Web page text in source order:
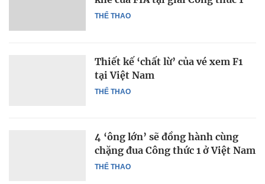
THỂ THAO
THỂ THAO
Thiết kế ‘chất lừ’ của vé xem F1
tại Việt Nam
THỂ THAO
4 ‘ông lớn’ sẽ đồng hành cùng
chặng đua Công thức 1 ở Việt Nam